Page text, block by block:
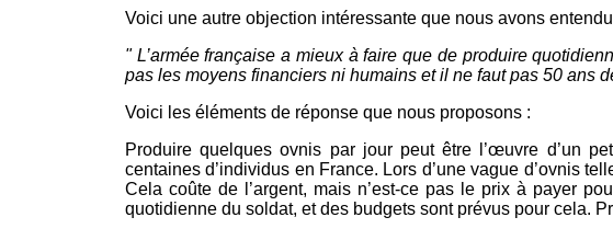
Voici une autre objection intéressante que nous avons
" L’armée française a mieux à faire que de produire
pas les moyens financiers ni humains et il ne faut pas 50 ans
Voici les éléments de réponse que nous proposons :
Produire quelques ovnis par jour peut être l’œuvre d’un
centaines d’individus en France. Lors d’une vague d’ovnis
Cela coûte de l’argent, mais n’est-ce pas le prix à payer
quotidienne du soldat, et des budgets sont prévus pour cela.